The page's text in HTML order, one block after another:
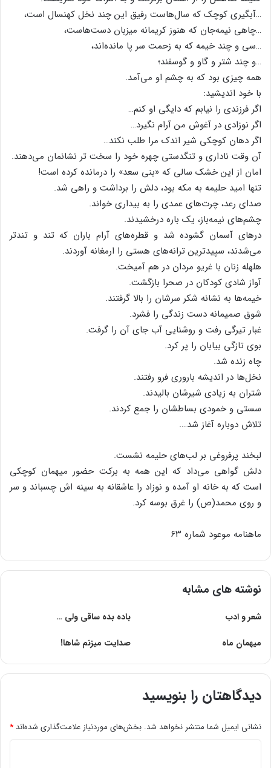
…آبگیری کوچک که سال‌‌هاست رفیق این چند نخل کهنسال است،
…چاهی نیمه‌جان که هنوز کریمانه میزبان دست‌‌هاست،
…سی و چند خیمه که به زحمت سر پا مانده‌اند،
…و چند شتر و گاو و گوسفند؛
همه چیزی بود که به چشم او می‌آمد.
با خود اندیشید:
اگر فرزندی را نیابم که دایگی او کنم…
اگر نوزادی در آغوش من آرام نگیرد…
اگر د‌هان کوچکی شیر اندک مرا طلب نکند…
آن وقت ناداری و تنگدستی چهره خود را سخت تر نشانمان می‌دهند.
امان از این خشک سالی که «بنی سعد» را درمانده کرده است!
تنها امید حلیمه به مکه بود، دلش را برداشت و راهی شد.
صدای رعد، چرت‌‌های عمدی را به بیداری خواند.
چشم‌‌های نیمه‌باز، یک باره درخشیدند.
در‌های آسمان گشوده شد و قطره‌‌های آرام باران که تند و تندتر
می‌شدند، سپیدترین ترانه‌‌های هستی را ارمغانه آوردند.
هلهله زنان با غریو مردان در هم آمیخت.
آواز شادی کودکان در صحرا بازگشت.
خیمه‌‌ها به نشانه شکر سرشان را بالا گرفتند.
شوق صمیمانه دست زندگی را فشرد.
غبار تیرگی رفت و روشنایی آب جای آن را گرفت.
بوی تازگی بیابان را پر کرد.
چاه زنده شد.
نخل‌ها در اندیشه باروری فرو رفتند.
شتران به زیادی شیرشان بالیدند.
سستی و خمودی بساطشان را جمع کردند.
تلاش دوباره آغاز شد….
لبخند پرفروغی بر لب‌های حلیمه نشست.
دلش گواهی می‌داد که این همه به برکت حضور میهمان کوچکی
است که به خانه او آمده و نوزاد را عاشقانه به سینه اش چسباند و سر
و روی محمد(ص) را غرق بوسه کرد.
ماهنامه موعود شماره ۶۳
نوشته های مشابه
شعر و ادب
باده بده ساقی ولی …
میهمان ماه
صدایت میزنم شاها!
دیدگاهتان را بنویسید
نشانی ایمیل شما منتشر نخواهد شد. بخش‌های موردنیاز علامت‌گذاری شده‌اند *